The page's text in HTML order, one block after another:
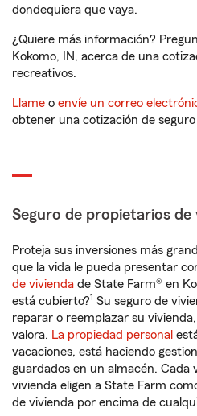
dondequiera que vaya.
¿Quiere más información?
Kokomo, IN, acerca de una
recreativos.
Llame o envíe un correo
obtener una cotización de
Seguro de propietarios de
Proteja sus inversiones más
que la vida le pueda presentar
de vivienda de State Farm® en
está cubierto?1 Su seguro de
reparar o reemplazar su
valora. La propiedad personal
vacaciones, está haciendo
guardados en un almacén. Cada
vivienda eligen a State Farm
de vivienda por encima de